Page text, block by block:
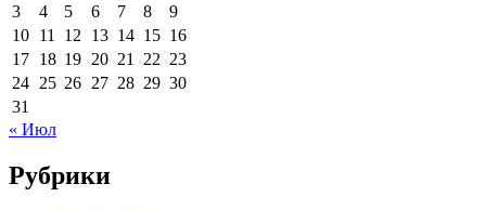
3
4 5 6 7 8
9
10 11 12 13 14 15 16
17 18 19 20 21 22 23
24 25 26 27 28 29 30
31
« Июл
Рубрики